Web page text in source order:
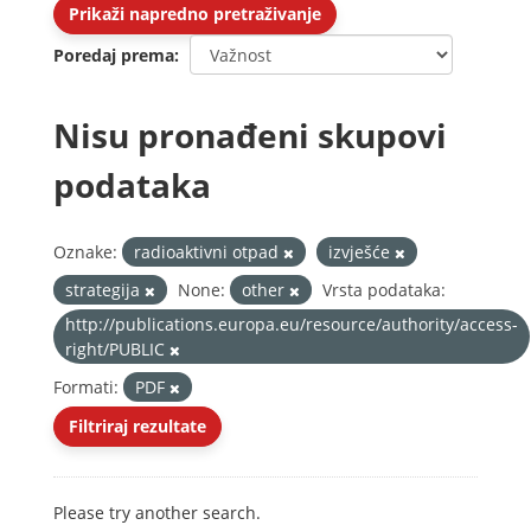
Prikaži napredno pretraživanje
Poredaj prema
Nisu pronađeni skupovi
podataka
Oznake: radioaktivni otpad
izvješće
strategija
None: other
Vrsta podataka:
http://publications.europa.eu/resource/authority/access-
right/PUBLIC
Formati:
PDF
Filtriraj rezultate
Please try another search.